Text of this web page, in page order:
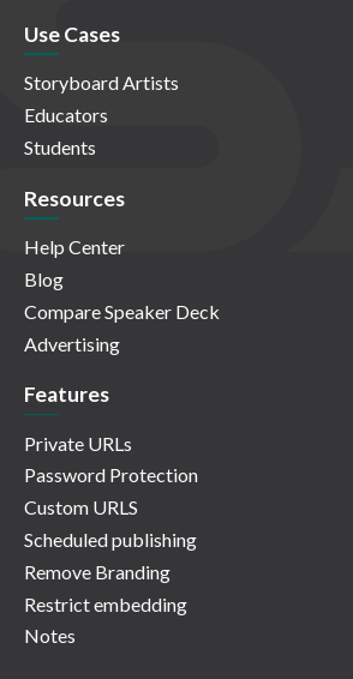
Use Cases
Storyboard Artists
Educators
Students
Resources
Help Center
Blog
Compare Speaker Deck
Advertising
Features
Private URLs
Password Protection
Custom URLS
Scheduled publishing
Remove Branding
Restrict embedding
Notes